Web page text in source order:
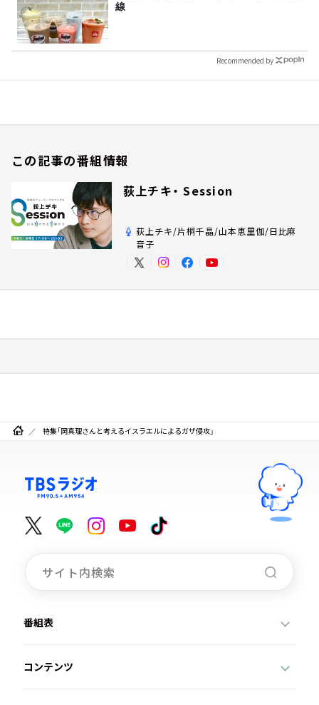
線
Recommended by
この記事の番組情報
荻上チキ・ Session
荻上チキ/片桐千晶/山本恵里伽/日比麻
音子
特集「岡真理さんと考えるイスラエルによるガザ侵攻」
番組表
コンテンツ